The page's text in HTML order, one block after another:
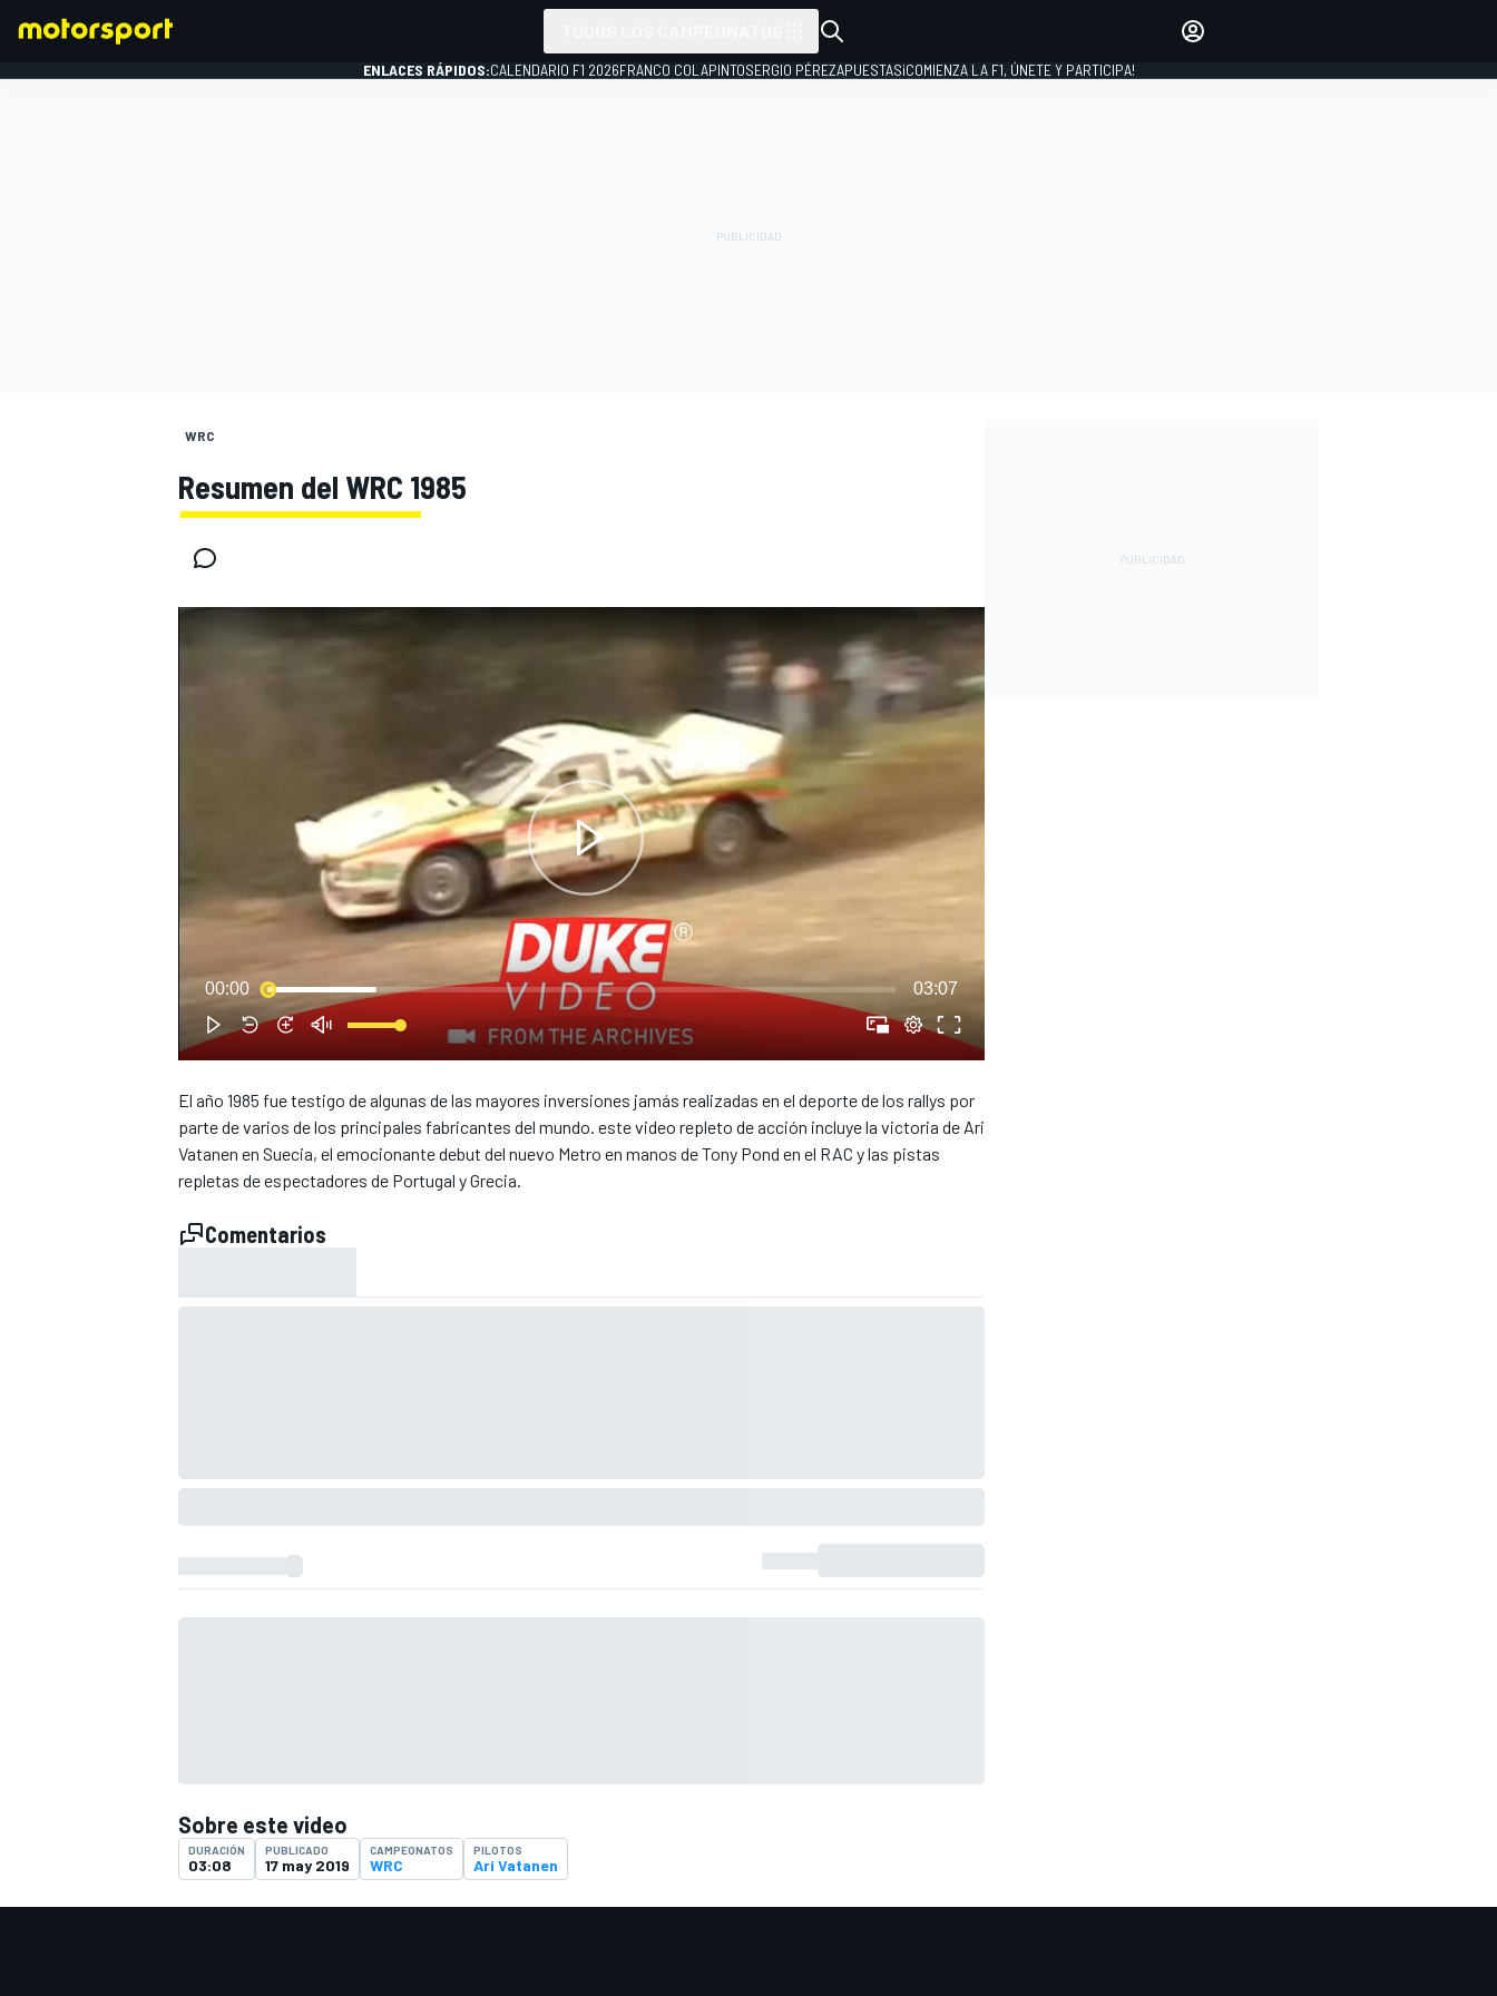
NASCAR CUP
FÓRMULA E
WRC
INICIAR SESIÓN
ENLACES RÁPIDOS:CALENDARIO F1 2026FRANCO COLAPINTOSERGIO PÉREZAPUESTAS¡COMIENZA LA F1, ÚNETE Y PARTICIPA!
WRC
Resumen del WRC 1985
00:00 03:07
El año 1985 fue testigo de algunas de las mayores inversiones jamás realizadas en el deporte de los rallys por
parte de varios de los principales fabricantes del mundo. este video repleto de acción incluye la victoria de Ari
Vatanen en Suecia, el emocionante debut del nuevo Metro en manos de Tony Pond en el RAC y las pistas
repletas de espectadores de Portugal y Grecia.
Comentarios
Sobre este video
DURACIÓN
03:08
PUBLICADO
17 may 2019
CAMPEONATOS
WRC
PILOTOS
Ari Vatanen